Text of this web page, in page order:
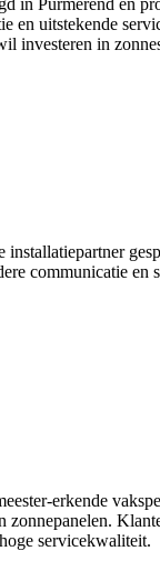
in Purmerend en
uitstekende
investeren in
communicatie
zonnepanelen.
servicekwaliteit.